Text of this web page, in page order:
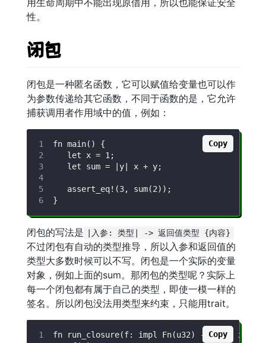
性。
闭包
闭包是一种匿名函数，它可以赋值给变量也可以作
为参数传递给其它函数，不同于函数的是，它允许
捕获调用者作用域中的值，例如：
Copy
闭包的写法是 |入参: 类型| -> 返回值类型 {内容}
不过闭包有自动的类型推导，所以入参和返回值的
类型大多数时候可以不写。闭包是一个实际的变量
对象，例如上面的sum。那闭包的类型呢？实际上
每一个闭包都有属于自己的类型，即使一模一样的
签名。所以闭包没法用类型来约束，只能用trait。
Copy